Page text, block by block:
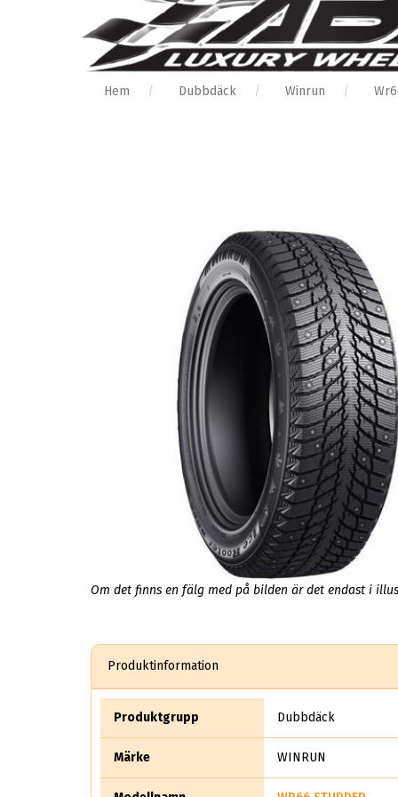
Hem Dubbdäck Winrun
Om det finns en fälg med på bilden är det endast i
Produktinformation
Produktgrupp Dubbdäck
Märke WINRUN